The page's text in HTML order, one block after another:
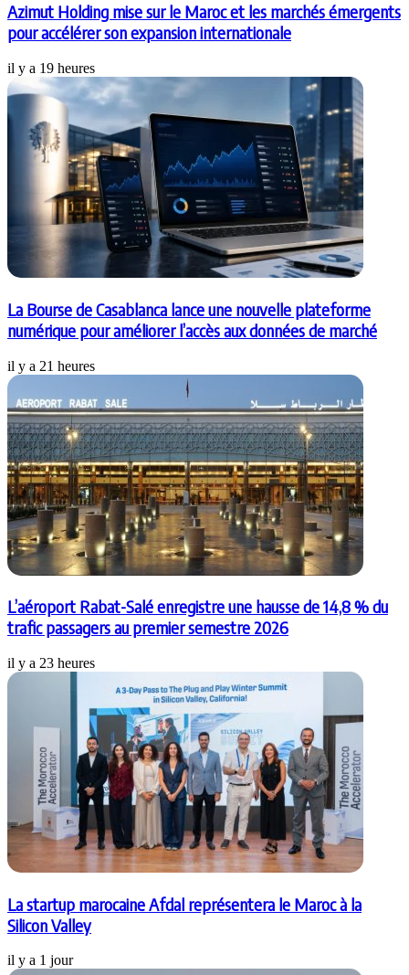
Azimut Holding mise sur le Maroc et les marchés émergents
pour accélérer son expansion internationale
il y a 19 heures
La Bourse de Casablanca lance une nouvelle plateforme
numérique pour améliorer l’accès aux données de marché
il y a 21 heures
L’aéroport Rabat-Salé enregistre une hausse de 14,8 % du
trafic passagers au premier semestre 2026
il y a 23 heures
La startup marocaine Afdal représentera le Maroc à la
Silicon Valley
il y a 1 jour